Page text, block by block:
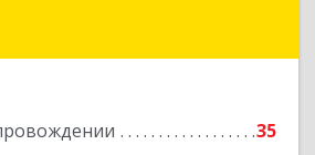
35
Автономный округ
Подробнее